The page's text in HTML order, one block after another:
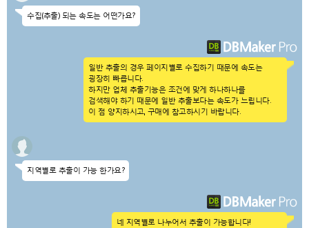
수집(추출) 되는 속도는 어떤가요?
일반 추출의 경우 페이지별로 수집하기 때문에 속도는
굉장히 빠릅니다.
하지만 업체 추출기능은 조건에 맞게 하나하나를
검색해야 하기 때문에 일반 추출보다는 속도가 느립니다.
이 점 양지하시고, 구매에 참고하시기 바랍니다.
지역별로 추출이 가능 한가요?
네 지역별로 나누어서 추출이 가능합니다!